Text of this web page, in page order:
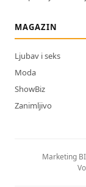
MAGAZIN
Ljubav i seks
Moda
ShowBiz
Zanimljivo
Marketing